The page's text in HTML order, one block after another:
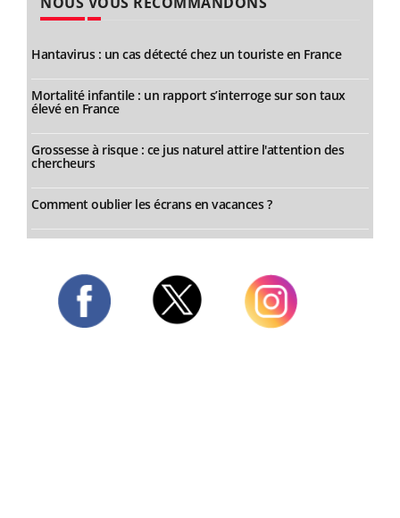
Hantavirus : un cas détecté chez un touriste en France
Mortalité infantile : un rapport s’interroge sur son taux
élevé en France
Grossesse à risque : ce jus naturel attire l'attention des
chercheurs
Comment oublier les écrans en vacances ?